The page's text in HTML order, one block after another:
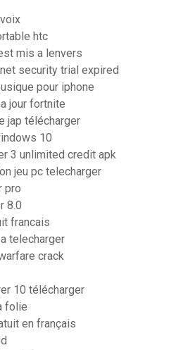
htc
mis a lenvers
security trial expired
pour iphone
jour fortnite
jap télécharger
10
3 unlimited credit apk
jeu pc telecharger
pro
8.0
francais
telecharger
crack
10 télécharger
folie
en français